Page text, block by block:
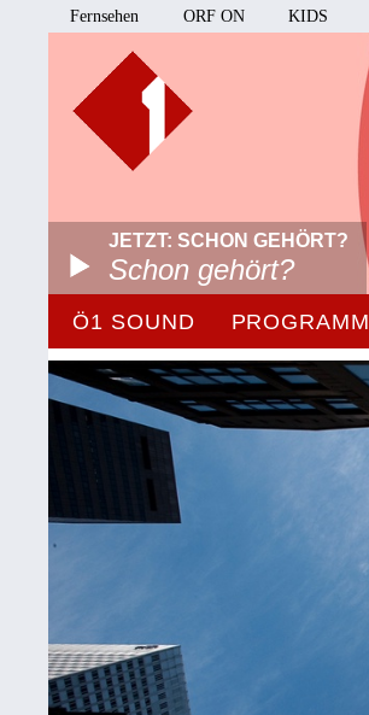
Fernsehen ORF ON KIDS
JETZT: SCHON GEHÖRT?
Schon gehört?
Ö1 SOUND PROGRAMM